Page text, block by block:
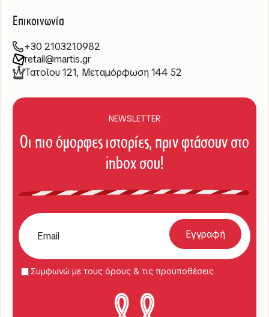
Επικοινωνία
+30 2103210982
retail@martis.gr
Τατοΐου 121, Μεταμόρφωση 144 52
NEWSLETTER
Οι πιο όμορφες ιστορίες, πριν φτάσουν στο
inbox σου!
Συμφωνώ με τους όρους & τις προϋποθέσεις